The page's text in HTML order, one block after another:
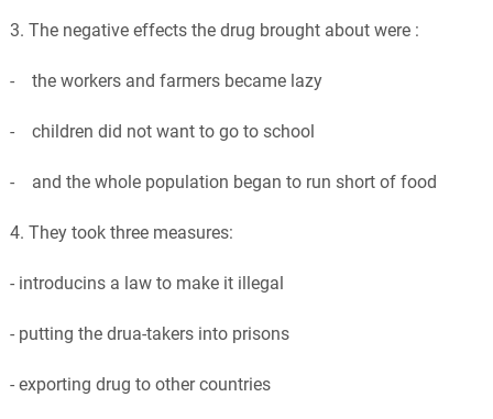
3. The negative effects the drug brought about were :
- the workers and farmers became lazy
- children did not want to go to school
- and the whole population began to run short of food
4. They took three measures:
- introducins a law to make it illegal
- putting the drua-takers into prisons
- exporting drug to other countries